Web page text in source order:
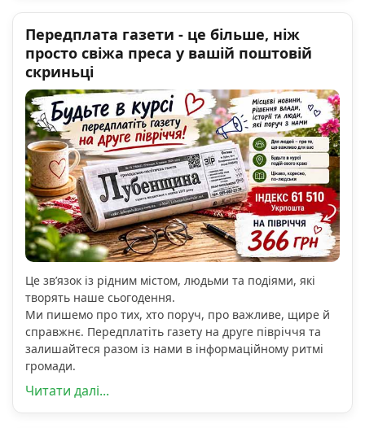
Передплата газети - це більше, ніж
просто свіжа преса у вашій поштовій
скриньці
Це зв’язок із рідним містом, людьми та подіями, які
творять наше сьогодення.
Ми пишемо про тих, хто поруч, про важливе, щире й
справжнє. Передплатіть газету на друге півріччя та
залишайтеся разом із нами в інформаційному ритмі
громади.
Читати далі...